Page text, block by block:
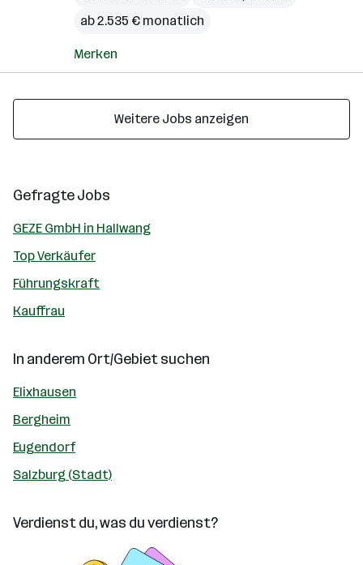
ab 2.535 € monatlich
Merken
Weitere Jobs anzeigen
Gefragte Jobs
GEZE GmbH in Hallwang
Top Verkäufer
Führungskraft
Kauffrau
In anderem Ort/Gebiet suchen
Elixhausen
Bergheim
Eugendorf
Salzburg (Stadt)
Verdienst du, was du verdienst?